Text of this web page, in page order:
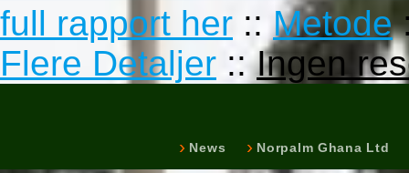
full rapport her ::Metode
Flere Detaljer ::Ingen
News Norpalm Ghana Ltd